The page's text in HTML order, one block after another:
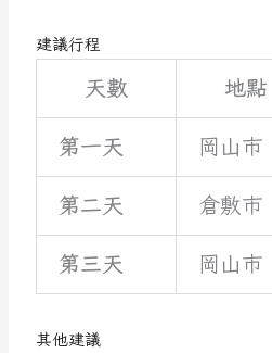
建議行程
天數 地點
第一天 岡山市
第二天 倉敷市
第三天 岡山市
其他建議